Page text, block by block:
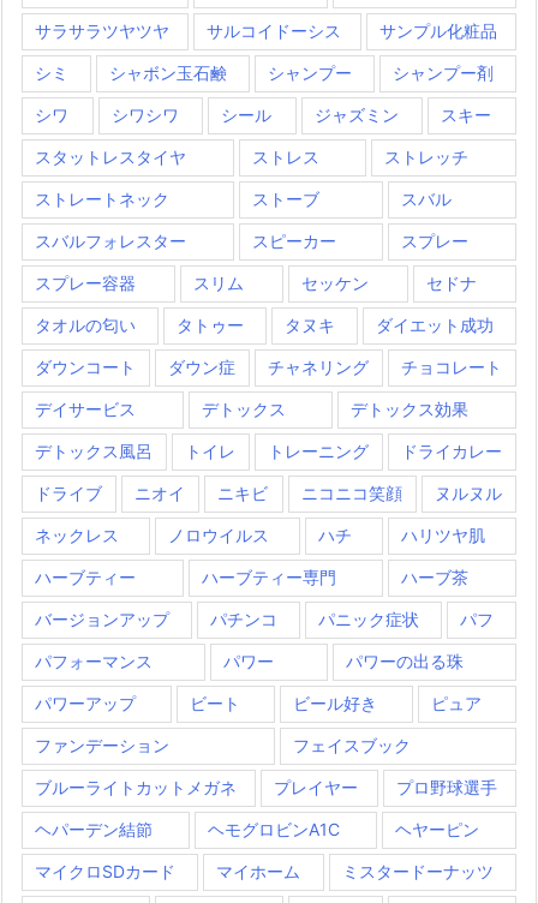
サラサラツヤツヤ サルコイドーシス サンプル化粧品
シミ シャボン玉石鹸 シャンプー シャンプー剤
シワ シワシワ シール ジャズミン スキー
スタットレスタイヤ ストレス ストレッチ
ストレートネック ストーブ スバル
スバルフォレスター スピーカー スプレー
スプレー容器 スリム セッケン セドナ
タオルの匂い タトゥー タヌキ ダイエット成功
ダウンコート ダウン症 チャネリング チョコレート
デイサービス デトックス デトックス効果
デトックス風呂 トイレ トレーニング ドライカレー
ドライブ ニオイ ニキビ ニコニコ笑顔 ヌルヌル
ネックレス ノロウイルス ハチ ハリツヤ肌
ハーブティー ハーブティー専門 ハーブ茶
バージョンアップ パチンコ パニック症状 パフ
パフォーマンス パワー パワーの出る珠
パワーアップ ビート ビール好き ピュア
ファンデーション フェイスブック
ブルーライトカットメガネ プレイヤー プロ野球選手
ヘパーデン結節 ヘモグロビンA1C ヘヤーピン
マイクロSDカード マイホーム ミスタードーナッツ